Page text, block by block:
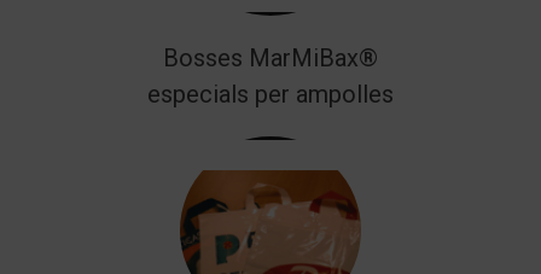
Bosses MarMiBax®
especials per ampolles